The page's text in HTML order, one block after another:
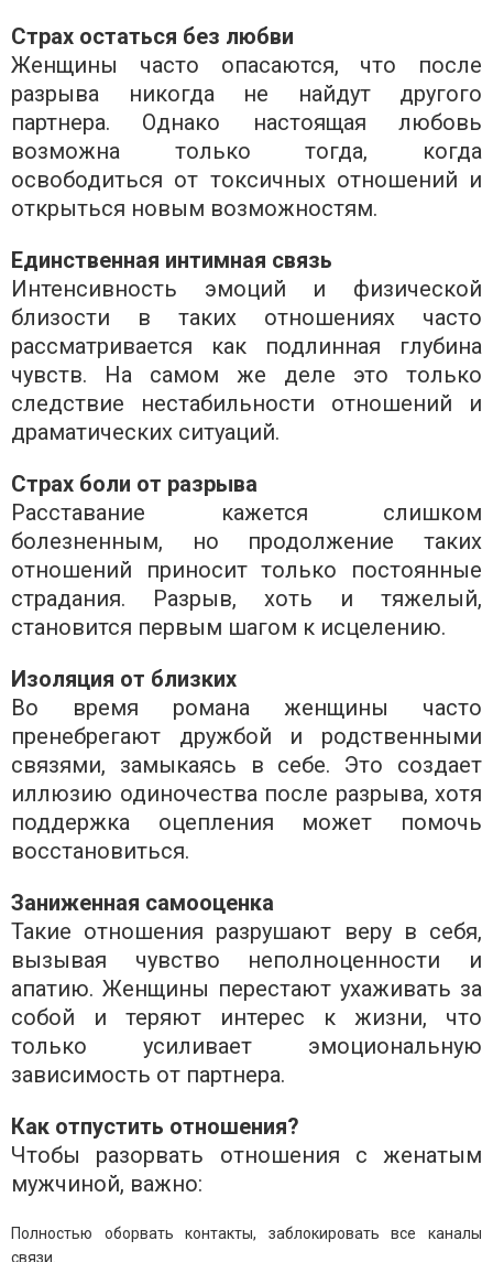
Страх остаться без любви
Женщины часто опасаются, что после
разрыва никогда не найдут другого
партнера. Однако настоящая любовь
возможна только тогда, когда
освободиться от токсичных отношений и
открыться новым возможностям.
Единственная интимная связь
Интенсивность эмоций и физической
близости в таких отношениях часто
рассматривается как подлинная глубина
чувств. На самом же деле это только
следствие нестабильности отношений и
драматических ситуаций.
Страх боли от разрыва
Расставание кажется слишком
болезненным, но продолжение таких
отношений приносит только постоянные
страдания. Разрыв, хоть и тяжелый,
становится первым шагом к исцелению.
Изоляция от близких
Во время романа женщины часто
пренебрегают дружбой и родственными
связями, замыкаясь в себе. Это создает
иллюзию одиночества после разрыва, хотя
поддержка оцепления может помочь
восстановиться.
Заниженная самооценка
Такие отношения разрушают веру в себя,
вызывая чувство неполноценности и
апатию. Женщины перестают ухаживать за
собой и теряют интерес к жизни, что
только усиливает эмоциональную
зависимость от партнера.
Как отпустить отношения?
Чтобы разорвать отношения с женатым
мужчиной, важно:
Полностью оборвать контакты, заблокировать все каналы
связи.